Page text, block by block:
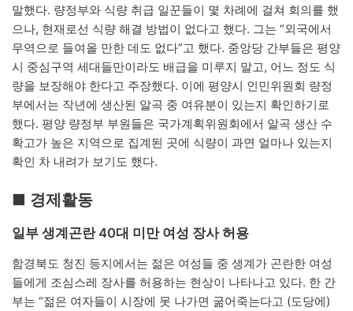
말했다. 량정부와 식량 취급 일꾼들이 몇 차례에 걸쳐 회의를 했
으나, 현재로선 식량 해결 방법이 없다고 했다. 그는 “외국에서
무역으로 들여올 만한 데도 없다”고 했다. 중앙당 간부들은 평양
시 중심구역 세대들만이라도 배급을 미루지 말고, 어느 정도 식
량을 보장해야 한다고 주장했다. 이에 평양시 인민위원회 량정
부에서는 작년에 생산된 알곡 중 여유분이 있는지 확인하기로
했다. 평양 량정부 부원들은 국가계획위원회에서 알곡 생산 수
확고가 높은 지역으로 집계된 곳에 식량이 과연 얼마나 있는지
확인 차 내려가 보기도 했다.
■ 경제활동
일부 생계곤란 40대 미만 여성 장사 허용
함경북도 청진 등지에서는 젊은 여성들 중 생계가 곤란한 여성
들에게 조심스레 장사를 허용하는 현상이 나타나고 있다. 한 간
부는 “젊은 여자들이 시장에 못 나가면 굶어죽는다고 (도당에)